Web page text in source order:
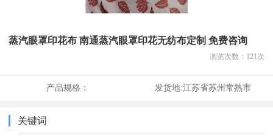
蒸汽眼罩印花布 南通蒸汽眼罩印花无纺布定制 免费咨询
浏览次数： 121 次
产品规格： 发货地:江苏省苏州常熟市
关键词